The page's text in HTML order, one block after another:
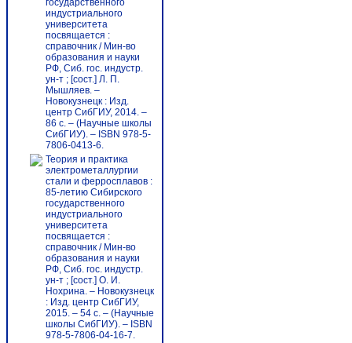
государственного
индустриального
университета
посвящается :
справочник / Мин-во
образования и науки
РФ, Сиб. гос. индустр.
ун-т ; [сост.] Л. П.
Мышляев. –
Новокузнецк : Изд.
центр СибГИУ, 2014. –
86 c. – (Научные школы
СибГИУ). – ISBN 978-5-
7806-0413-6.
Теория и практика
электрометаллургии
стали и ферросплавов :
85-летию Сибирского
государственного
индустриального
университета
посвящается :
справочник / Мин-во
образования и науки
РФ, Сиб. гос. индустр.
ун-т ; [сост.] О. И.
Нохрина. – Новокузнецк
: Изд. центр СибГИУ,
2015. – 54 с. – (Научные
школы СибГИУ). – ISBN
978-5-7806-04-16-7.